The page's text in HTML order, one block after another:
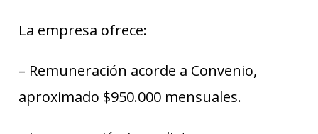
La empresa ofrece:
– Remuneración acorde a Convenio,
aproximado $950.000 mensuales.